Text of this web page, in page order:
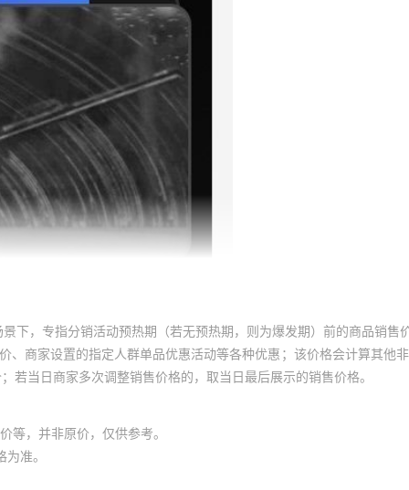
下，专指分销活动预热期（若无预热期，则为爆发期）前的商品销售
商家设置的指定人群单品优惠活动等各种优惠；该价格会计算其他
当日商家多次调整销售价格的，取当日最后展示的销售价格。
等，并非原价，仅供参考。
准。